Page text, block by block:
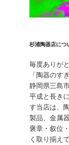
杉浦陶器店につ
毎度ありが
「陶器のす
静岡県三島
平成と長き
す当店は、
製品、金属
褒章・叙位
く取り揃え